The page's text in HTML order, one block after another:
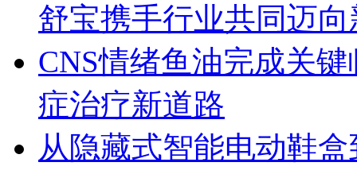
舒宝携手行业共同迈
CNS情绪鱼油完成关
症治疗新道路
从隐藏式智能电动鞋